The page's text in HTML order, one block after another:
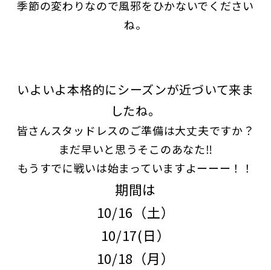
季節の変わりなので風邪をひかないでください
ね。
いよいよ本格的にシーズンが近づいて来ま
したね。
皆さんスタッドレスのご準備は大丈夫ですか？
まだ早いと思うそこのあなた‼
もうすでに戦いは始まっていますよーーー！！
期間は
10/16（土）
10/17(日）
10/18（月）